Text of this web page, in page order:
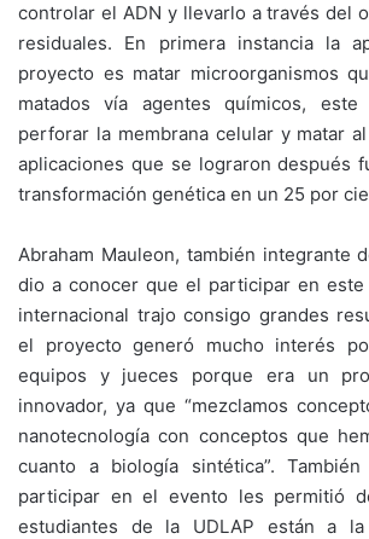
controlar el ADN y llevarlo a través del
residuales. En primera instancia la
proyecto es matar microorganismos
matados vía agentes químicos,
perforar la membrana celular y matar
aplicaciones que se lograron después
transformación genética en un 25 por
Abraham Mauleon, también integrante
dio a conocer que el participar en
internacional trajo consigo grandes
el proyecto generó mucho interés
equipos y jueces porque era un
innovador, ya que “mezclamos
nanotecnología con conceptos que
cuanto a biología sintética”.
participar en el evento les permitió
estudiantes de la UDLAP están a